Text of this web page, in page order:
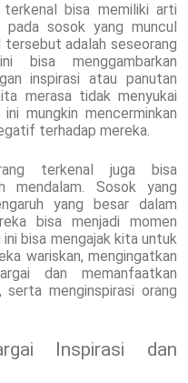
bisa memiliki arti
sosok yang muncul
adalah seseorang
bisa menggambarkan
inspirasi atau panutan
merasa tidak menyukai
mungkin mencerminkan
terhadap mereka.
terkenal juga bisa
mendalam. Sosok yang
yang besar dalam
bisa menjadi momen
bisa mengajak kita untuk
wariskan, mengingatkan
dan memanfaatkan
serta menginspirasi orang
Inspirasi dan